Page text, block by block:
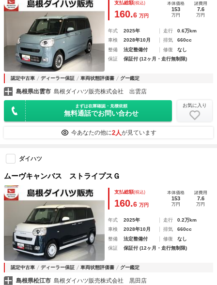
支払総額(税込)
160.6 万円
本体価格
153
万円
諸費用
7.6
万円
年式 2025年 走行
0.6万km
車検
2028年10月 排気
660cc
整備
法定整備付 修復
なし
保証
保証付 (12ヶ月・走行無制限)
認定中古車 ディーラー保証 車両状態評価書 グー鑑定
島根県出雲市 島根ダイハツ販売株式会社 出雲店
まずは在庫確認・見積依頼
無料通話でお問い合わせ
お気に入り
今あなたの他に2人が見ています
ダイハツ
ムーヴキャンバス ストライプスＧ
支払総額(税込)
160.6 万円
本体価格
153
万円
諸費用
7.6
万円
年式 2025年 走行
0.2万km
車検
2028年10月 排気
660cc
整備
法定整備付 修復
なし
保証
保証付 (12ヶ月・走行無制限)
認定中古車 ディーラー保証 車両状態評価書 グー鑑定
島根県松江市 島根ダイハツ販売株式会社 黒田店